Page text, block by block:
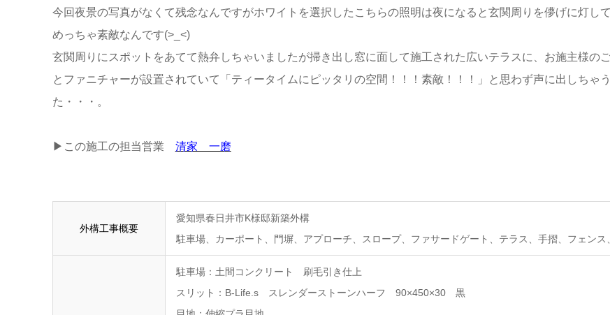
今回夜景の写真がなくて残念なんですがホワイトを選択したこちらの照明は夜になると玄関周りを儚げに灯し
めっちゃ素敵なんです(>_<)
玄関周りにスポットをあてて熱弁しちゃいましたが掃き出し窓に面して施工された広いテラスに、お施主様の
とファニチャーが設置されていて「ティータイムにピッタリの空間！！！素敵！！！」と思わず声に出しちゃ
た・・・。
▶この施工の担当営業 清家 一磨
外構工事概要
愛知県春日井市K様邸新築外構
駐車場、カーポート、門塀、アプローチ、スロープ、ファサードゲート、テラス、手摺、フェンス
駐車場：土間コンクリート 刷毛引き仕上
スリット：B-Life.s スレンダーストーンハーフ 90×450×30 黒